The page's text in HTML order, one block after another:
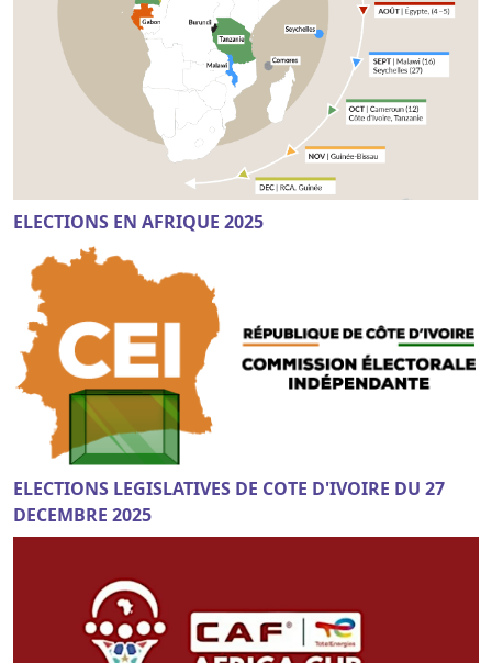
ELECTIONS EN AFRIQUE 2025
ELECTIONS LEGISLATIVES DE COTE D'IVOIRE DU 27
DECEMBRE 2025